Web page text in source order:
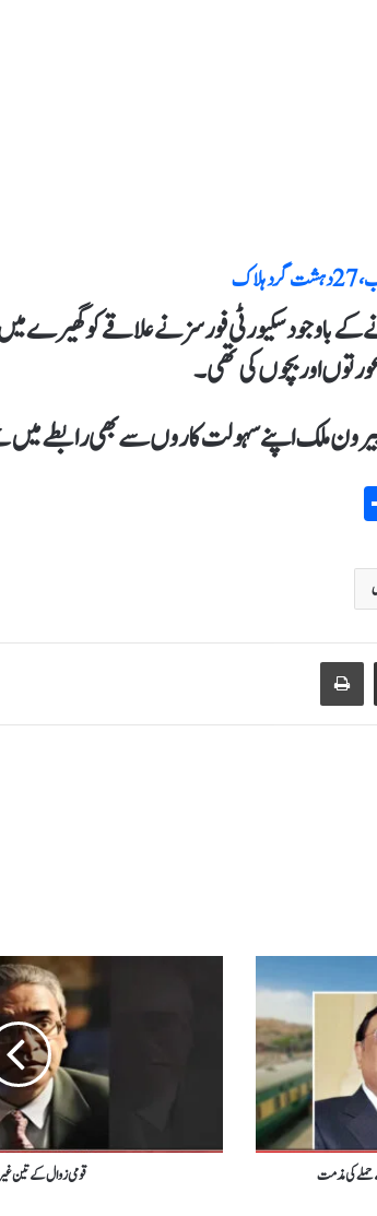
باوجود سکیورٹی فورسز نے علاقے کو گھیرے
اور بچوں کی تھی۔
بیرون ملک اپنے سہولت کاروں سے بھی رابطے
re
حملے کی مذمت قومی زوال کے تین